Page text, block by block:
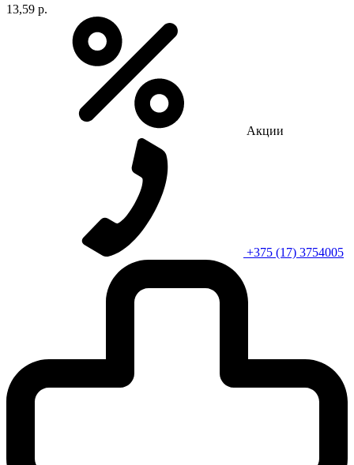
13,59 р.
Акции
+375 (17) 3754005